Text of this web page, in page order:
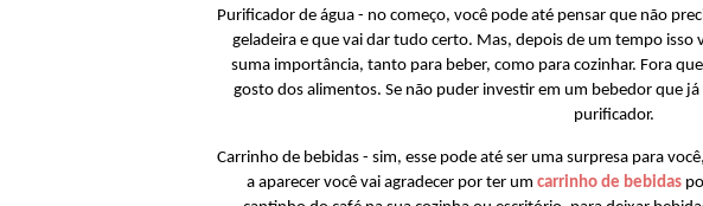
Purificador de água - no começo, você pode até pensar que não
geladeira e que vai dar tudo certo. Mas, depois de um tempo isso
suma importância, tanto para beber, como para cozinhar. Fora
gosto dos alimentos. Se não puder investir em um bebedor que
purificador.
Carrinho de bebidas - sim, esse pode até ser uma surpresa para
a aparecer você vai agradecer por ter um carrinho de bebidas